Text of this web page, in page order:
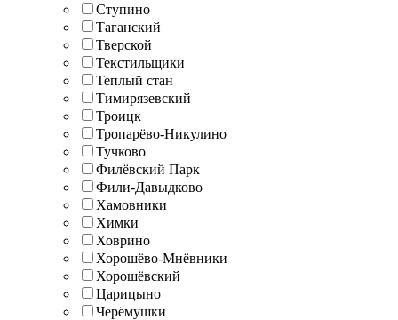
Ступино
Таганский
Тверской
Текстильщики
Теплый стан
Тимирязевский
Троицк
Тропарёво-Никулино
Тучково
Филёвский Парк
Фили-Давыдково
Хамовники
Химки
Ховрино
Хорошёво-Мнёвники
Хорошёвский
Царицыно
Черёмушки